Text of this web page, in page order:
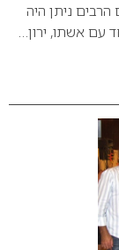
ניתן היה
עם אשתו, ירון…